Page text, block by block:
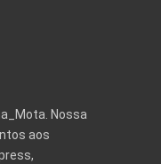
Nossa
aos